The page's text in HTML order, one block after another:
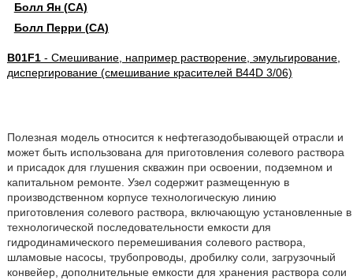
Болл Ян (CA)
Болл Перри (CA)
B01F1- Смешивание, например растворение, эмульгирование,
диспергирование (смешивание красителей B44D 3/06)
Полезная модель относится к нефтегазодобывающей отрасли и
может быть использована для приготовления солевого раствора
и присадок для глушения скважин при освоении, подземном и
капитальном ремонте. Узел содержит размещенную в
производственном корпусе технологическую линию
приготовления солевого раствора, включающую установленные в
технологической последовательности емкости для
гидродинамического перемешивания солевого раствора,
шламовые насосы, трубопроводы, дробилку соли, загрузочный
конвейер, дополнительные емкости для хранения раствора соли